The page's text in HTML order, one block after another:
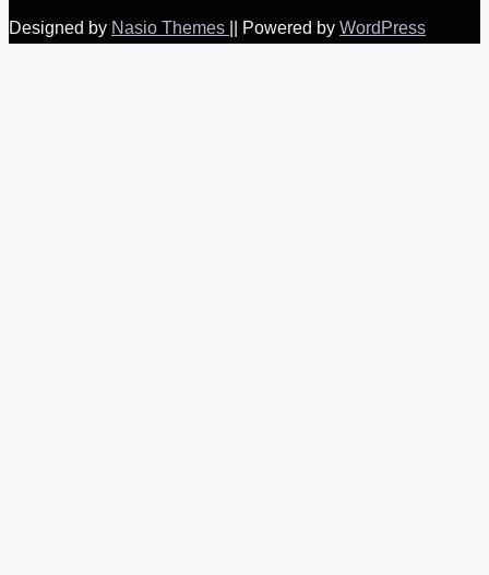
Designed by Nasio Themes Powered by WordPress